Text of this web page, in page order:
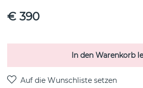
€ 390
In den Warenkorb